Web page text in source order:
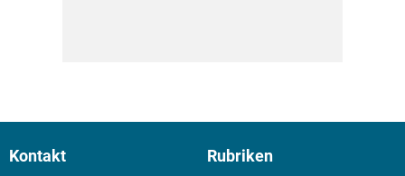
Kontakt Rubriken